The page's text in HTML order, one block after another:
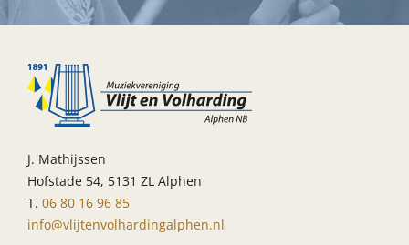
J. Mathijssen
Hofstade 54, 5131 ZL Alphen
T. 06 80 16 96 85
info@vlijtenvolhardingalphen.nl